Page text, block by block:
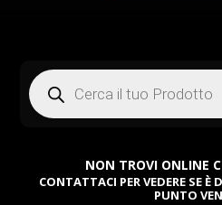
Products
search
NON TROVI ONLINE
CONTATTACI PER VEDERE SE
PUNTO